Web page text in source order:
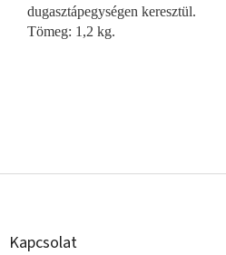
dugasztápegységen keresztül.
Tömeg: 1,2 kg.
L
Kapcsolat